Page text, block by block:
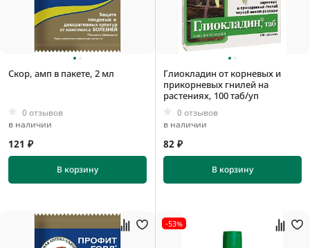
Скор, амп в пакете, 2 мл
0 отзывов
в наличии
121 ₽
В корзину
Глиокладин от корневых и
прикорневых гнилей на
растениях, 100 таб/уп
0 отзывов
в наличии
82 ₽
В корзину
-53%